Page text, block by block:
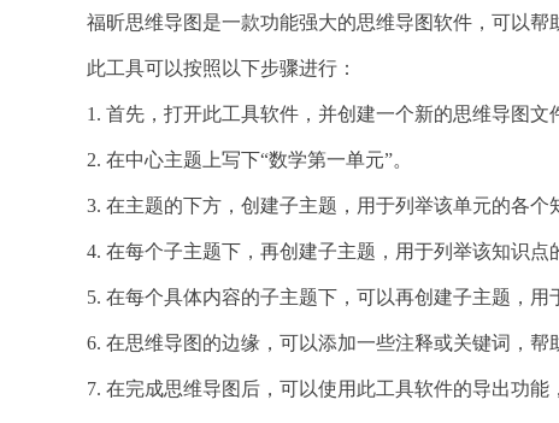
福昕思维导图是一款功能强大的思维导图软件，可以
此工具可以按照以下步骤进行：
1. 首先，打开此工具软件，并创建一个新的思维导图文
2. 在中心主题上写下“数学第一单元”。
3. 在主题的下方，创建子主题，用于列举该单元的各个
4. 在每个子主题下，再创建子主题，用于列举该知识点
5. 在每个具体内容的子主题下，可以再创建子主题，用
6. 在思维导图的边缘，可以添加一些注释或关键词，帮
7. 在完成思维导图后，可以使用此工具软件的导出功能